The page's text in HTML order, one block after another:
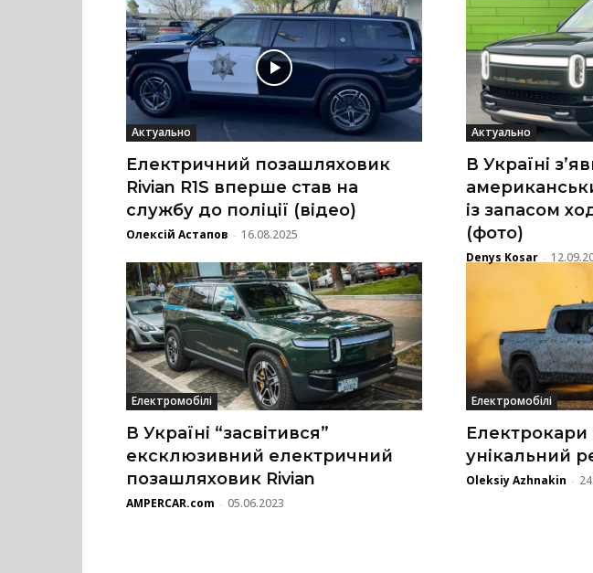
Актуально
Електричний позашляховик
Rivian R1S вперше став на
службу до поліції (відео)
Олексій Астапов - 16.08.2025
Актуально
В Україні
із запасом
(фото)
Denys Kosar -
Електромобілі
В Україні “засвітився”
ексклюзивний електричний
позашляховик Rivian
AMPERCAR.com - 05.06.2023
Електромобілі
Електрокари
унікальний
Oleksiy Azhnakin -